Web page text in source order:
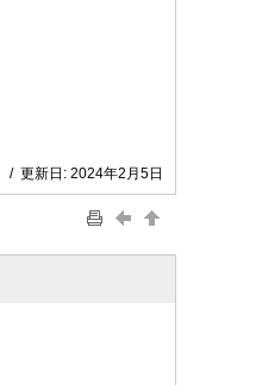
/ 更新日: 2024年2月5日